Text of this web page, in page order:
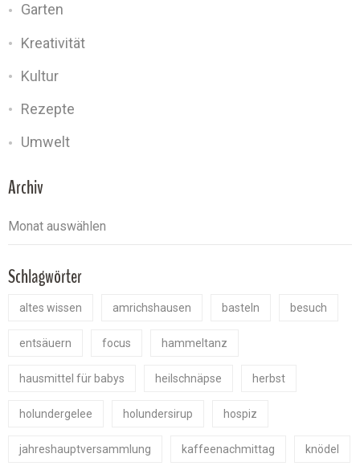
Garten
Kreativität
Kultur
Rezepte
Umwelt
Archiv
Schlagwörter
altes wissen amrichshausen basteln besuch
entsäuern focus hammeltanz
hausmittel für babys heilschnäpse herbst
holundergelee holundersirup hospiz
jahreshauptversammlung kaffeenachmittag knödel